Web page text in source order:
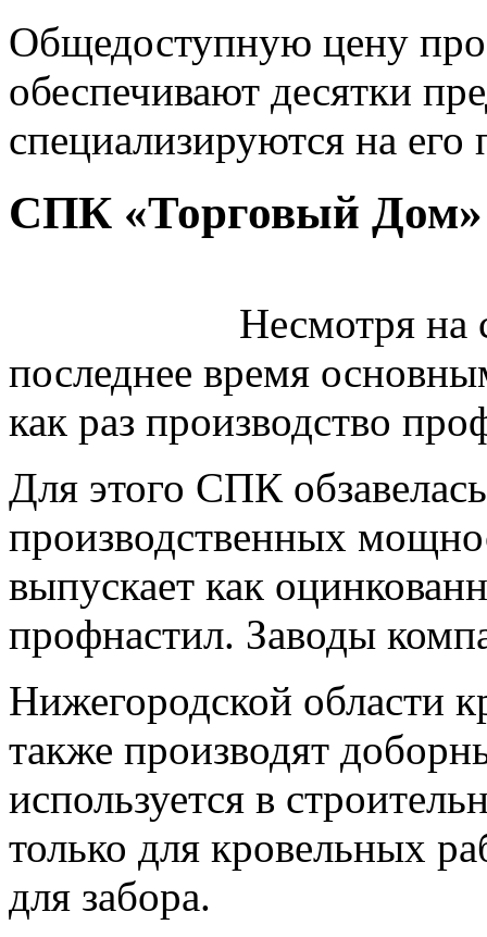
Общедоступную цену
обеспечивают десятки
специализируются на
СПК «Торговый Дом»
Несмотря на
последнее время
как раз производство
Для этого СПК
производственных
выпускает как
профнастил. Заводы
Нижегородской области
также производят
используется в
только для кровельных
для забора.